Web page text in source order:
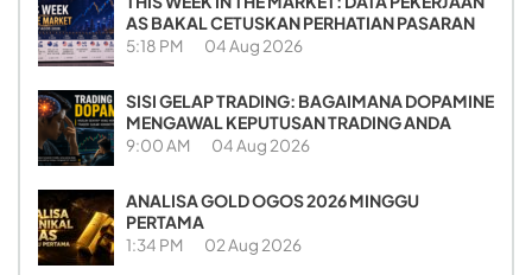
AS BAKAL CETUSKAN PERHATIAN PASARAN
5:18 PM 04 Aug 2026
SISI GELAP TRADING: BAGAIMANA DOPAMINE
MENGAWAL KEPUTUSAN TRADING ANDA
9:00 AM 04 Aug 2026
ANALISA GOLD OGOS 2026 MINGGU
PERTAMA
1:34 PM 02 Aug 2026